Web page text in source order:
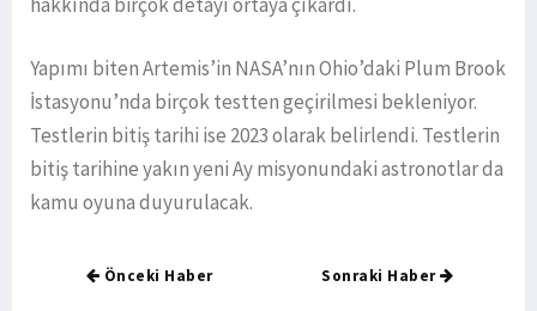
Yapımı biten Artemis’in NASA’nın Ohio’daki Plum Brook
İstasyonu’nda birçok testten geçirilmesi bekleniyor.
Testlerin bitiş tarihi ise 2023 olarak belirlendi. Testlerin
bitiş tarihine yakın yeni Ay misyonundaki astronotlar da
kamu oyuna duyurulacak.
Önceki Haber Sonraki Haber